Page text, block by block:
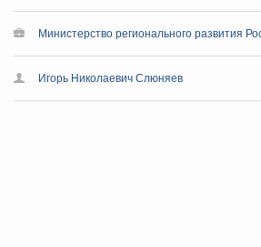
Министерство регионального развития
Игорь Николаевич Слюняев
работы